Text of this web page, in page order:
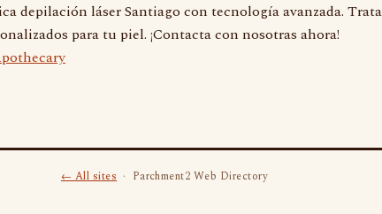
depilación láser Santiago con tecnología avanzada.
para tu piel. ¡Contacta con nosotras ahora!
← All sites· Parchment2 Web Directory